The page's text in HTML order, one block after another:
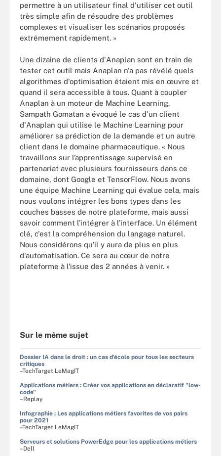
permettre à un utilisateur final d'utiliser cet outil
très simple afin de résoudre des problèmes
complexes et visualiser les scénarios proposés
extrêmement rapidement. »
Une dizaine de clients d'Anaplan sont en train de
tester cet outil mais Anaplan n'a pas révélé quels
algorithmes d'optimisation étaient mis en œuvre et
quand il sera accessible à tous. Quant à coupler
Anaplan à un moteur de Machine Learning,
Sampath Gomatan a évoqué le cas d'un client
d'Anaplan qui utilise le Machine Learning pour
améliorer sa prédiction de la demande et un autre
client dans le domaine pharmaceutique. « Nous
travaillons sur l’apprentissage supervisé en
partenariat avec plusieurs fournisseurs dans ce
domaine, dont Google et TensorFlow. Nous avons
une équipe Machine Learning qui évalue cela, mais
nous voulons intégrer les bons types dans les
couches basses de notre plateforme, mais aussi
savoir comment l'intégrer à l'interface. Un élément
clé, c'est la compréhension du langage naturel.
Nous considérons qu'il y aura de plus en plus
d'automatisation. Ce sera au cœur de notre
plateforme à l'issue des 2 années à venir. »
Sur le même sujet
Dossier IA dans le droit : un cas d'école pour tous les secteurs
critiques
–TechTarget LeMagIT
Applications métiers : Créer vos applications en déclaratif "low-
code"
–Replay
Infographie : Les applications métiers favorites de vos pairs
pour 2021
–TechTarget LeMagIT
Serveurs et solutions PowerEdge pour les applications métiers
–Dell